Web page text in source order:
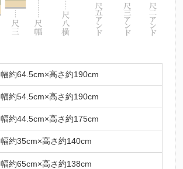
幅約64.5cm×高さ約190cm
幅約54.5cm×高さ約190cm
幅約44.5cm×高さ約175cm
幅約35cm×高さ約140cm
幅約65cm×高さ約138cm